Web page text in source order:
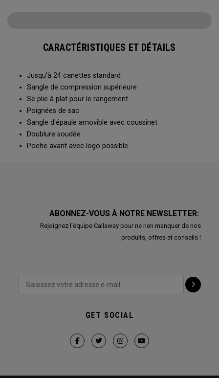
CARACTÉRISTIQUES ET DÉTAILS
Jusqu'à 24 canettes standard
Sangle de compression supérieure
Se plie à plat pour le rangement
Poignées de sac
Sangle d'épaule amovible avec coussinet
Doublure soudée
Poche avant avec logo possible
ABONNEZ-VOUS À NOTRE NEWSLETTER:
Rejoignez l'équipe Callaway pour ne rien manquer de nos
produits, offres et conseils !
GET SOCIAL